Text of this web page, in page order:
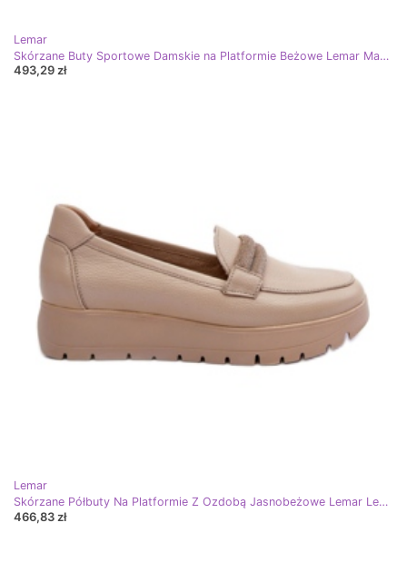
Lemar
Skórzane Buty Sportowe Damskie na Platformie Beżowe Lemar Manish beżowy
493,29 zł
Lemar
Skórzane Półbuty Na Platformie Z Ozdobą Jasnobeżowe Lemar Lehira beżowy
466,83 zł